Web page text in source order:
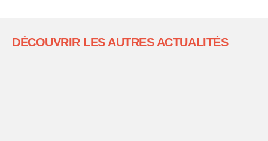
DÉCOUVRIR LES AUTRES ACTUALITÉS